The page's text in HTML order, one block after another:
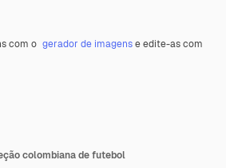
com o gerador de imagense edite-as com
colombiana de futebol